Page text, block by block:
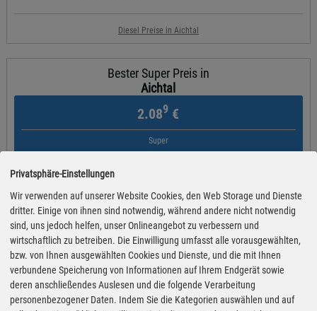
Diesel Preise in Aichtal
Bester Super Preis in
Aichtal
2.089 €
Super
Schillerstrasse 55
70794 Filderstadt
Super Preise in Aichtal
Bester Super E10 Preis in
Aichtal
2.029€
Privatsphäre-Einstellungen
Wir verwenden auf unserer Website Cookies, den Web Storage und Dienste
dritter. Einige von ihnen sind notwendig, während andere nicht notwendig
sind, uns jedoch helfen, unser Onlineangebot zu verbessern und
wirtschaftlich zu betreiben. Die Einwilligung umfasst alle vorausgewählten,
bzw. von Ihnen ausgewählten Cookies und Dienste, und die mit Ihnen
verbundene Speicherung von Informationen auf Ihrem Endgerät sowie
deren anschließendes Auslesen und die folgende Verarbeitung
personenbezogener Daten. Indem Sie die Kategorien auswählen und auf